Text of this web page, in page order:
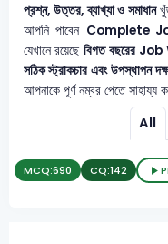
প্রশ্ন, উত্তর, ব্যাখ্যা ও সমাধান
আপনি পাবেন Complete
যেখানে রয়েছেবিগত বছরের
সঠিক স্ট্রাকচার এবং উপস্থাপন
আপনাকে পূর্ণ নম্বর পেতে সাহায্য
All
MCQ:690 CQ:142